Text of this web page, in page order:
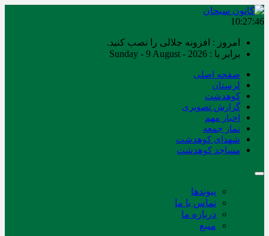
10:27:47
امروز : افزونه جلالی را نصب کنید.
برابر با : Sunday - 9 August - 2026
صفحه اصلی
لرستان
کوهدشت
گزارش تصویری
اخبار مهم
نماز جمعه
شهدای کوهدشت
مساجد کوهدشت
پیوندها
تماس با ما
درباره ما
منبع